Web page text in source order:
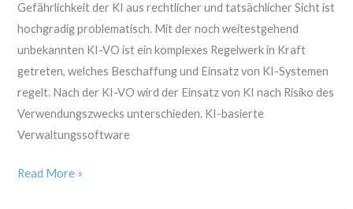
Gefährlichkeit der KI aus rechtlicher und tatsächlicher Sicht ist
hochgradig problematisch. Mit der noch weitestgehend
unbekannten KI-VO ist ein komplexes Regelwerk in Kraft
getreten, welches Beschaffung und Einsatz von KI-Systemen
regelt. Nach der KI-VO wird der Einsatz von KI nach Risiko des
Verwendungszwecks unterschieden. KI-basierte
Verwaltungssoftware
Read More »